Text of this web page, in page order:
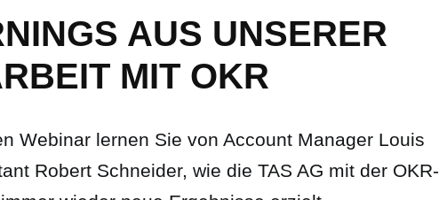
AUS UNSERER
MIT OKR
Webinar lernen Sie von Account Manager Louis
Robert Schneider, wie die TAS AG mit der OKR-